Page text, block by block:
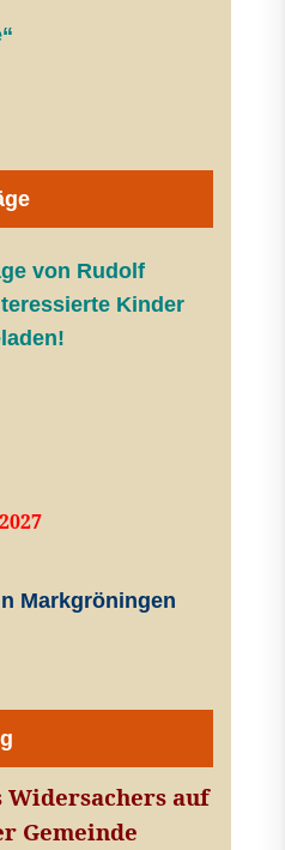
von Rudolf
Kinder
Markgröningen
Widersachers auf
Gemeinde